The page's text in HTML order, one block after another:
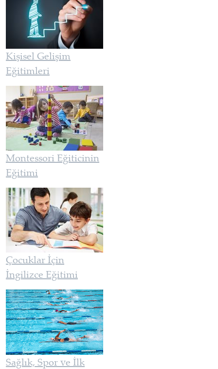
Kişisel Gelişim
Eğitimleri
Montessori Eğiticinin
Eğitimi
Çocuklar İçin
İngilizce Eğitimi
Sağlık, Spor ve İlk